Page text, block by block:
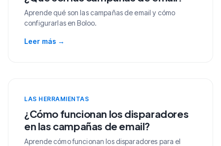
Aprende qué son las campañas de email y cómo
configurarlas en Boloo.
Leer más →
LAS HERRAMIENTAS
¿Cómo funcionan los disparadores
en las campañas de email?
Aprende cómo funcionan los disparadores para el